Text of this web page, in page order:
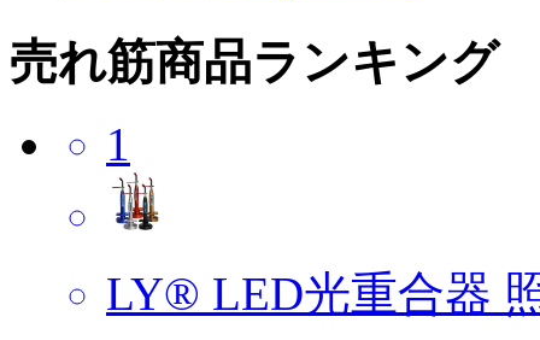
売れ筋商品ランキング
1
LY® LED光重合器